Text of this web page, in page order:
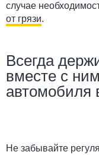
случае
от грязи.
Всегда
вместе с
автомобиля
Не забывайте